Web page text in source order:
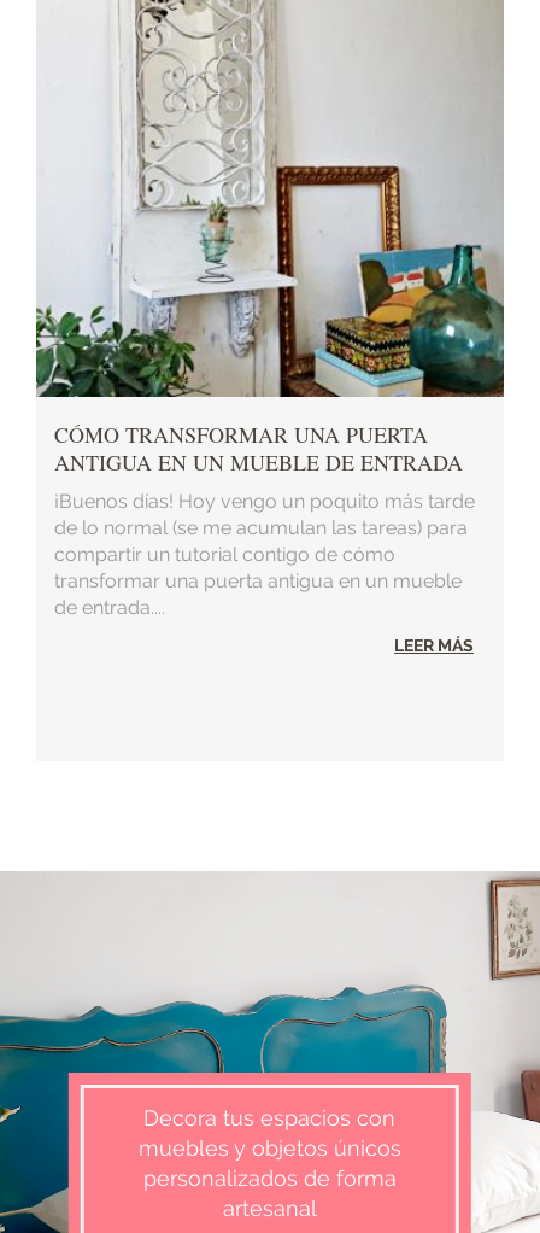
CÓMO TRANSFORMAR UNA PUERTA
ANTIGUA EN UN MUEBLE DE ENTRADA
¡Buenos días! Hoy vengo un poquito más tarde
de lo normal (se me acumulan las tareas) para
compartir un tutorial contigo de cómo
transformar una puerta antigua en un mueble
de entrada....
LEER MÁS
Decora tus espacios con
muebles y objetos únicos
personalizados de forma
artesanal